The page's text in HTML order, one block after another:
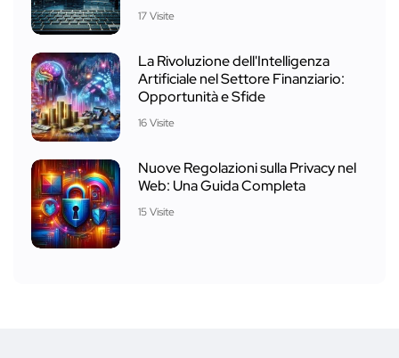
17 Visite
La Rivoluzione dell'Intelligenza
Artificiale nel Settore Finanziario:
Opportunità e Sfide
16 Visite
Nuove Regolazioni sulla Privacy nel
Web: Una Guida Completa
15 Visite